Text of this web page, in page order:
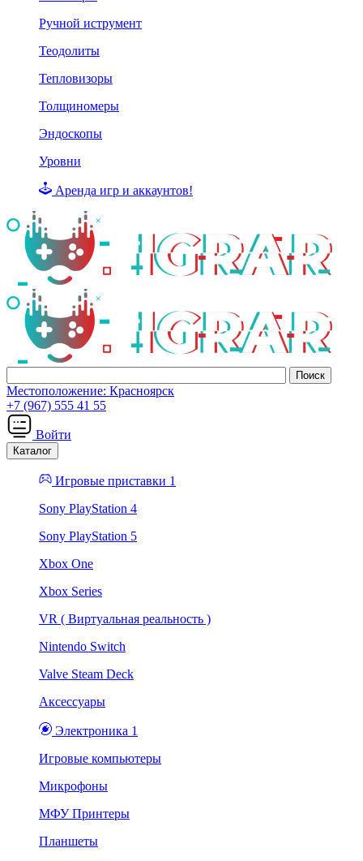
Ручной иструмент
Теодолиты
Тепловизоры
Толщиномеры
Эндоскопы
Уровни
Аренда игр и аккаунтов!
Местоположение: Красноярск
+7 (967) 555 41 55
Войти
Каталог
Игровые приставки 1
Sony PlayStation 4
Sony PlayStation 5
Xbox One
Xbox Series
VR ( Виртуальная реальность )
Nintendo Switch
Valve Steam Deck
Аксессуары
Электроника 1
Игровые компьютеры
Микрофоны
МФУ Принтеры
Планшеты